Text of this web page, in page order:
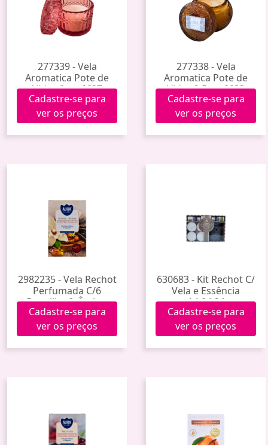
277339 - Vela
Aromatica Pote de
Vidro 9cm 6637
Cadastre-se para
ver os preços
277338 - Vela
Aromatica Pote de
Vidro 9,5cm 6633
Cadastre-se para
ver os preços
2982235 - Vela Rechot
Perfumada C/6
Baunilha & Âmbar
Cadastre-se para
ver os preços
630683 - Kit Rechot C/
Vela e Essência
A4.04.24
Cadastre-se para
ver os preços